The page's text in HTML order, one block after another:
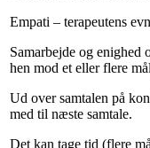
Empati – terapeutens
Samarbejde og enighed
hen mod et eller flere
Ud over samtalen på
med til næste samtale.
Det kan tage tid (flere